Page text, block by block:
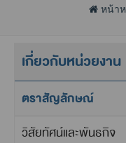
หน้า
เกี่ยวกับหน่วยงาน
ตราสัญลักษณ์
วิสัยทัศน์และพันธกิจ